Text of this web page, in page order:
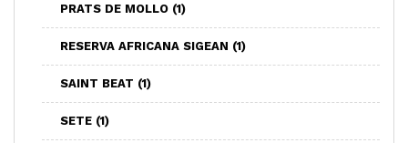
PRATS DE MOLLO (1)
RESERVA AFRICANA SIGEAN (1)
SAINT BEAT (1)
SETE (1)